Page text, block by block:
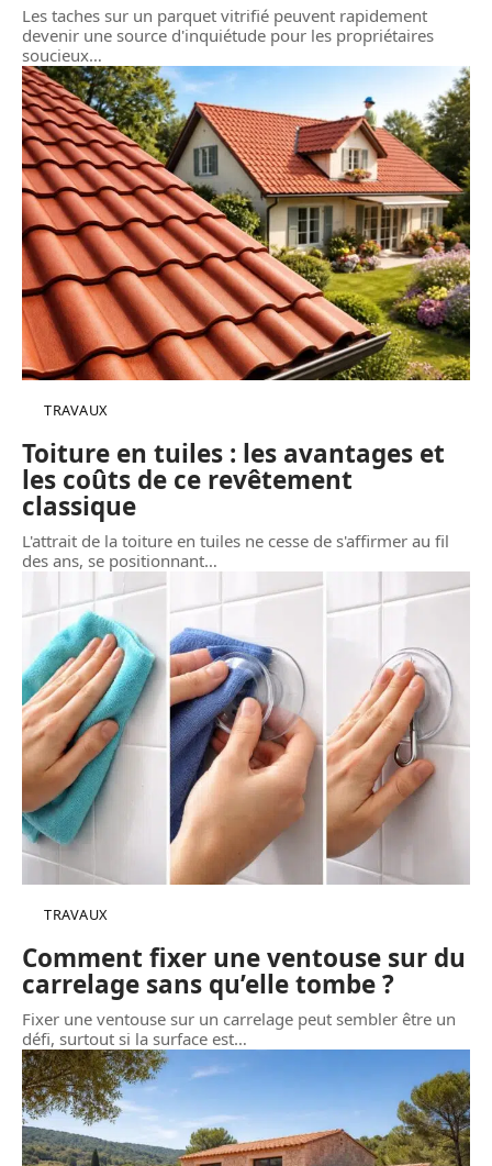
Les taches sur un parquet vitrifié peuvent rapidement
devenir une source d'inquiétude pour les propriétaires
soucieux…
TRAVAUX
Toiture en tuiles : les avantages et
les coûts de ce revêtement
classique
L'attrait de la toiture en tuiles ne cesse de s'affirmer au fil
des ans, se positionnant…
TRAVAUX
Comment fixer une ventouse sur du
carrelage sans qu’elle tombe ?
Fixer une ventouse sur un carrelage peut sembler être un
défi, surtout si la surface est…